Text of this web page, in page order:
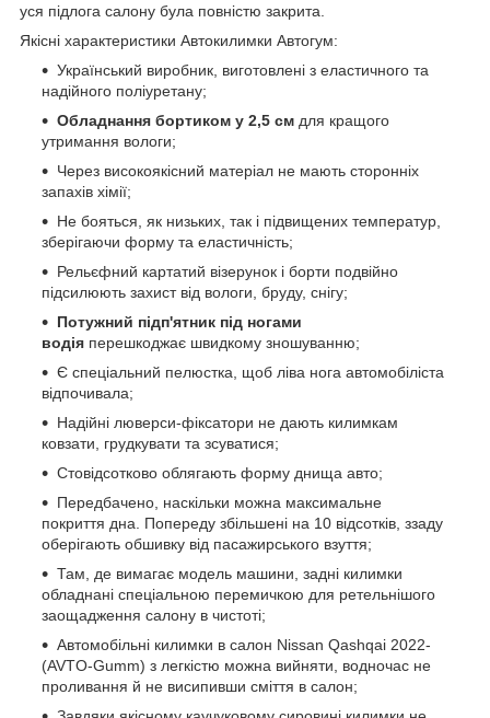
уся підлога салону була повністю закрита.
Якісні характеристики Автокилимки Автогум:
Український виробник, виготовлені з еластичного та
надійного поліуретану;
Обладнання бортиком у 2,5 см для кращого
утримання вологи;
Через високоякісний матеріал не мають сторонніх
запахів хімії;
Не бояться, як низьких, так і підвищених температур,
зберігаючи форму та еластичність;
Рельєфний картатий візерунок і борти подвійно
підсилюють захист від вологи, бруду, снігу;
Потужний підп'ятник під ногами
водія перешкоджає швидкому зношуванню;
Є спеціальний пелюстка, щоб ліва нога автомобіліста
відпочивала;
Надійні люверси-фіксатори не дають килимкам
ковзати, грудкувати та зсуватися;
Стовідсотково облягають форму днища авто;
Передбачено, наскільки можна максимальне
покриття дна. Попереду збільшені на 10 відсотків, ззаду
оберігають обшивку від пасажирського взуття;
Там, де вимагає модель машини, задні килимки
обладнані спеціальною перемичкою для ретельнішого
заощадження салону в чистоті;
Автомобільні килимки в салон Nissan Qashqai 2022-
(AVTO-Gumm) з легкістю можна вийняти, водночас не
проливання й не висипивши сміття в салон;